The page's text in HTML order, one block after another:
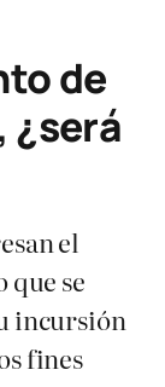
de
¿será
el
que se
incursión
fines